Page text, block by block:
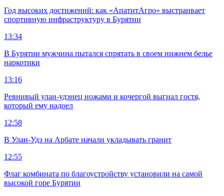
Год высоких достижений: как «АпатитАгро» выстраивает
спортивную инфраструктуру в Бурятии
13:34
В Бурятии мужчина пытался спрятать в своем нижнем белье
наркотики
13:16
Ревнивый улан-удэнец ножами и кочергой выгнал гостя,
который ему надоел
12:58
В Улан-Удэ на Арбате начали укладывать гранит
12:55
Флаг комбината по благоустройству установили на самой
высокой горе Бурятии